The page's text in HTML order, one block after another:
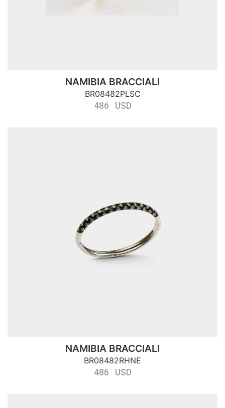
NAMIBIA BRACCIALI
BR08482PLSC
486 USD
NAMIBIA BRACCIALI
BR08482RHNE
486 USD